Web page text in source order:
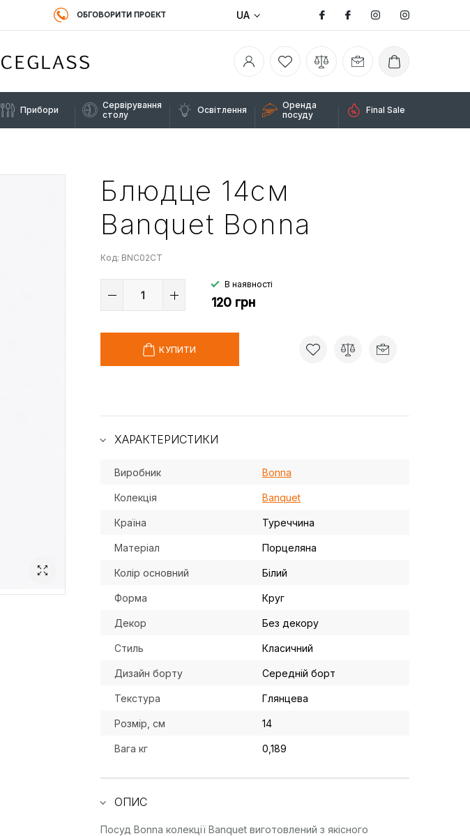
ОБГОВОРИТИ ПРОЕКТ UA
Прибори
Сервірування
столу
Освітлення
Оренда
посуду
Final Sale
Блюдце 14см
Banquet Bonna
Код: BNC02CT
В наявності
120 грн
КУПИТИ
ХАРАКТЕРИСТИКИ
Виробник Bonna
Колекція Banquet
Країна Туреччина
Матеріал Порцеляна
Колір основний Білий
Форма Круг
Декор Без декору
Стиль Класичний
Дизайн борту Середній борт
Текстура Глянцева
Розмір, см 14
Вага кг 0,189
ОПИС
Посуд Bonna колекції Banquet виготовлений з якісного